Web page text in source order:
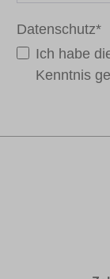
Datenschutz*
Ich habe
Kenntnis